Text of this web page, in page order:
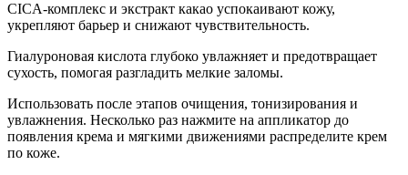
CICA-комплекс и экстракт какао успокаивают кожу,
укрепляют барьер и снижают чувствительность.
Гиалуроновая кислота глубоко увлажняет и предотвращает
сухость, помогая разгладить мелкие заломы.
Использовать после этапов очищения, тонизирования и
увлажнения. Несколько раз нажмите на аппликатор до
появления крема и мягкими движениями распределите крем
по коже.